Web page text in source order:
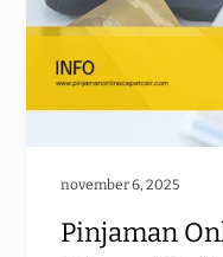
november 6, 2025
Pinjaman